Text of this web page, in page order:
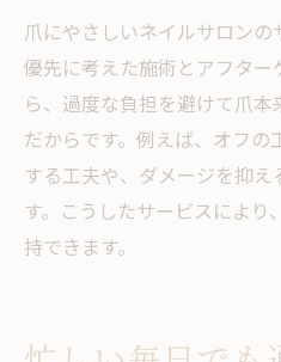
爪にやさしいネイルサロン
優先に考えた施術とアフター
ら、過度な負担を避けて爪
だからです。例えば、オフ
する工夫や、ダメージを抑
す。こうしたサービスによ
持できます。